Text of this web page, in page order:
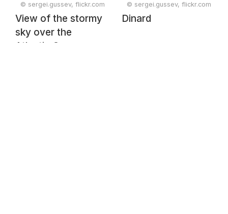
© sergei.gussev, flickr.com
View of the stormy
sky over the
Atlantic Ocean near
© sergei.gussev, flickr.com
Dinard